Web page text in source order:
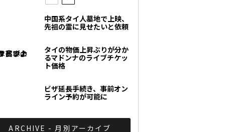
中国系タイ人墓地で上映、
先祖の霊に見せたいと依頼
タイの物価上昇ぶりが分か
るマドンナのライブチケッ
ト価格
ビザ延長手続き、事前オン
ライン予約が可能に
ARCHIVE - 月別アーカイブ